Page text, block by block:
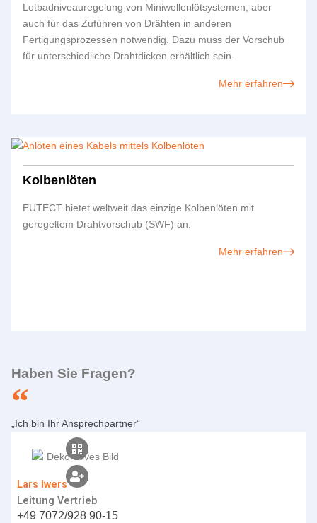
Lotbadniveauregelung von Miniwellenlötsystemen, aber
auch für das Zuführen von Drähten in anderen
Fertigungsprozessen notwendig. Dazu muss der Vorschub
für unterschiedliche Drahtdicken erhältlich sein.
Mehr erfahren
Kolbenlöten
EUTECT bietet weltweit das einzige Kolbenlöten mit
geregeltem Drahtvorschub (SWF) an.
Mehr erfahren
Haben Sie Fragen?
„Ich bin Ihr Ansprechpartner“
Lars Iwers
Leitung Vertrieb
+49 7072/928 90-15